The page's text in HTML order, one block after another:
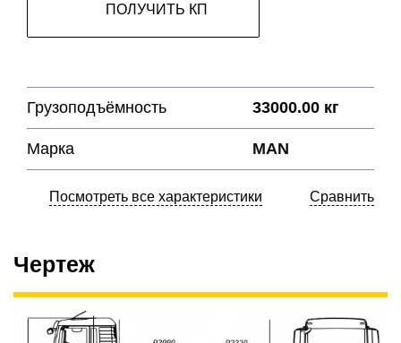
ПОЛУЧИТЬ КП
Грузоподъёмность 33000.00 кг
Марка MAN
Посмотреть все характеристики Сравнить
Чертеж